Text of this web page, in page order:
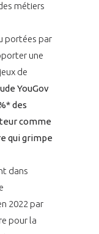
métiers
portées par
une
de
YouGov
des
comme
qui grimpe
dans
2022 par
pour la